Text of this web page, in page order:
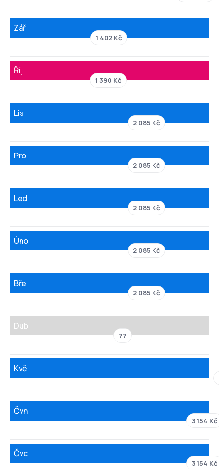
Zář
1 402 Kč
Říj
1 390 Kč
Lis
2 085 Kč
Pro
2 085 Kč
Led
2 085 Kč
Úno
2 085 Kč
Bře
2 085 Kč
Dub
??
Kvě
Čvn
3 154 Kč
Čvc
3 154 Kč